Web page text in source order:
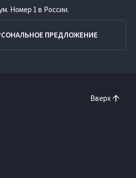
Номер 1 в России.
ПРЕДЛОЖЕНИЕ
Вверх